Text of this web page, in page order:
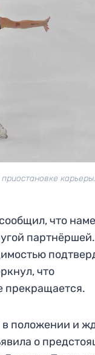
что
что
прекращается.
положении и
о